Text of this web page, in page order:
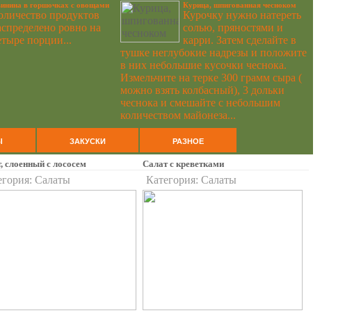
в горшочках с овощами
продуктов
ровно на
порции...
Курица, шпигованная чесноком
Курочку нужно натереть
солью, пряностями и
карри. Затем сделайте в
тушке неглубокие надрезы и положите
в них небольшие кусочки чеснока.
Измельчите на терке 300 грамм сыра (
можно взять колбасный), 3 дольки
чеснока и смешайте с небольшим
количеством майонеза...
ЗАКУСКИ РАЗНОЕ
слоенный с лососем
Салаты
Салат с креветками
Категория:Салаты